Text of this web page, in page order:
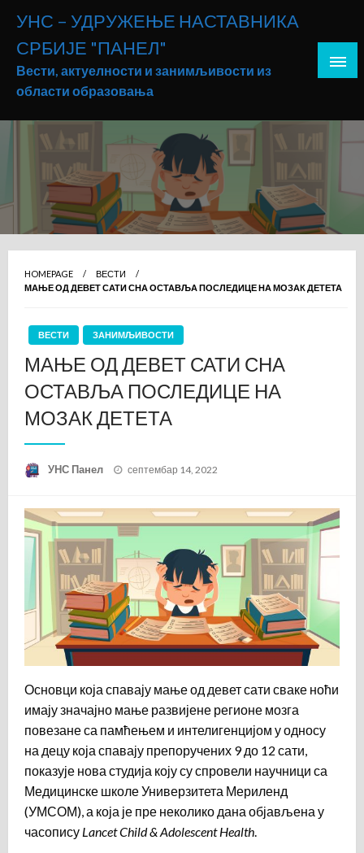
content
УНС – УДРУЖЕЊЕ НАСТАВНИКА
СРБИЈЕ "ПАНЕЛ"
Вести, актуелности и занимљивости из
области образовања
HOMEPAGE
ВЕСТИ
МАЊЕ ОД ДЕВЕТ САТИ СНА ОСТАВЉА ПОСЛЕДИЦЕ НА МОЗАК ДЕТЕТА
ВЕСТИ ЗАНИМЉИВОСТИ
МАЊЕ ОД ДЕВЕТ САТИ СНА
ОСТАВЉА ПОСЛЕДИЦЕ НА
МОЗАК ДЕТЕТА
УНС Панел
Posted
септембар 14, 2022
Основци која спавају мање од девет сати сваке ноћи
имају значајно мање развијене регионе мозга
повезане са памћењем и интелигенцијом у односу
на децу која спавају препоручених 9 до 12 сати,
показује нова студија коју су спровели научници са
Медицинске школе Универзитета Мериленд
(УМСОМ), а која је пре неколико дана објављена у
часопису Lancet Child & Adolescent Health.